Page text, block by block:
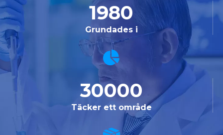
1980
Grundades i
30000
Täcker ett område